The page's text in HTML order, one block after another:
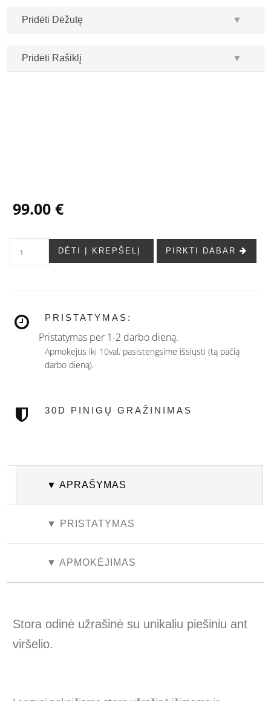
Pridėti Dėžutę ▼
Pridėti Rašiklį ▼
99.00 €
DĖTI Į KREPŠELĮ PIRKTI DABAR
PRISTATYMAS:
Pristatymas per 1-2 darbo dieną.
Apmokejus iki 10val, pasistengsime išsiųsti (tą pačią
darbo dieną).
30D PINIGŲ GRAŽINIMAS
▼ APRAŠYMAS
▼ PRISTATYMAS
▼ APMOKĖJIMAS
Stora odinė užrašinė su unikaliu piešiniu ant
viršelio.